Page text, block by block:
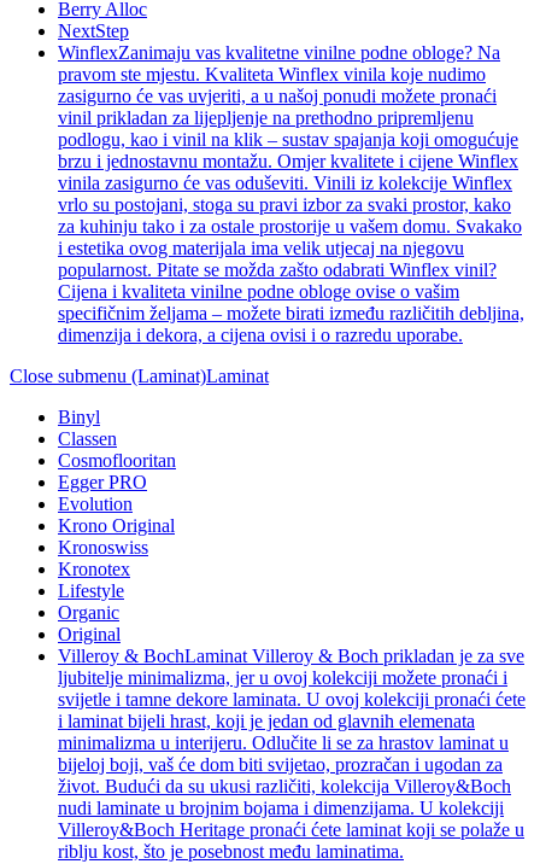
Berry Alloc
NextStep
WinflexZanimaju vas kvalitetne vinilne podne obloge? Na
pravom ste mjestu. Kvaliteta Winflex vinila koje nudimo
zasigurno će vas uvjeriti, a u našoj ponudi možete pronaći
vinil prikladan za lijepljenje na prethodno pripremljenu
podlogu, kao i vinil na klik – sustav spajanja koji omogućuje
brzu i jednostavnu montažu. Omjer kvalitete i cijene Winflex
vinila zasigurno će vas oduševiti. Vinili iz kolekcije Winflex
vrlo su postojani, stoga su pravi izbor za svaki prostor, kako
za kuhinju tako i za ostale prostorije u vašem domu. Svakako
i estetika ovog materijala ima velik utjecaj na njegovu
popularnost. Pitate se možda zašto odabrati Winflex vinil?
Cijena i kvaliteta vinilne podne obloge ovise o vašim
specifičnim željama – možete birati između različitih debljina,
dimenzija i dekora, a cijena ovisi i o razredu uporabe.
Close submenu (Laminat)Laminat
Binyl
Classen
Cosmoflooritan
Egger PRO
Evolution
Krono Original
Kronoswiss
Kronotex
Lifestyle
Organic
Original
Villeroy & BochLaminat Villeroy & Boch prikladan je za sve
ljubitelje minimalizma, jer u ovoj kolekciji možete pronaći i
svijetle i tamne dekore laminata. U ovoj kolekciji pronaći ćete
i laminat bijeli hrast, koji je jedan od glavnih elemenata
minimalizma u interijeru. Odlučite li se za hrastov laminat u
bijeloj boji, vaš će dom biti svijetao, prozračan i ugodan za
život. Budući da su ukusi različiti, kolekcija Villeroy&Boch
nudi laminate u brojnim bojama i dimenzijama. U kolekciji
Villeroy&Boch Heritage pronaći ćete laminat koji se polaže u
riblju kost, što je posebnost među laminatima.